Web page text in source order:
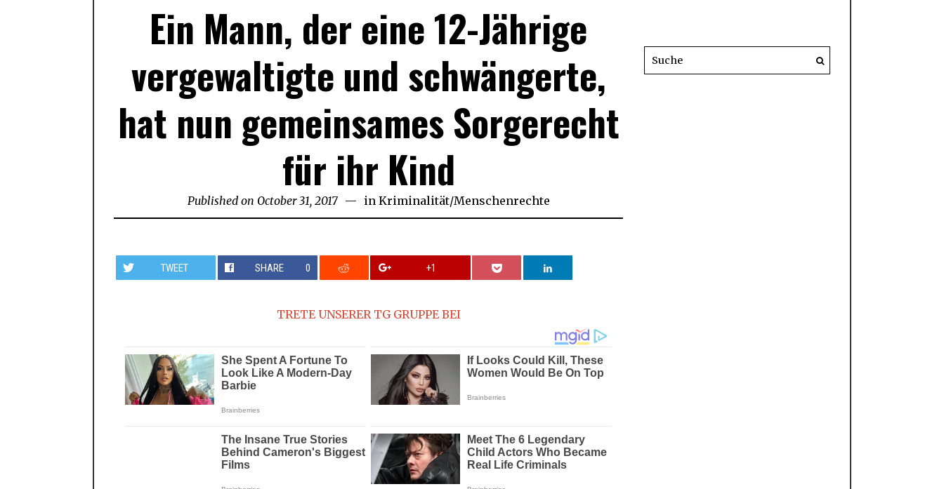
Ein Mann, der eine 12-Jährige
vergewaltigte und schwängerte,
hat nun gemeinsames Sorgerecht
für ihr Kind
Published on October 31, 2017 in Kriminalität/Menschenrechte
TWEET SHARE 0 +1
TRETE UNSERER TG GRUPPE BEI